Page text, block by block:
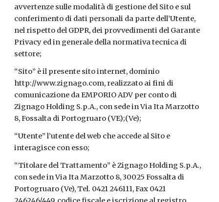
avvertenze sulle modalità di gestione del Sito e sul
conferimento di dati personali da parte dell’Utente,
nel rispetto del GDPR, dei provvedimenti del Garante
Privacy ed in generale della normativa tecnica di
settore;
“Sito” è il presente sito internet, dominio
http://www.zignago.com, realizzato ai fini di
comunicazione da EMPORIO ADV per conto di
Zignago Holding S.p.A., con sede in Via Ita Marzotto
8, Fossalta di Portogruaro (VE);(Ve);
“Utente” l’utente del web che accede al Sito e
interagisce con esso;
“Titolare del Trattamento” è Zignago Holding S.p.A.,
con sede in Via Ita Marzotto 8, 30025 Fossalta di
Portogruaro (Ve), Tel. 0421 246111, Fax 0421